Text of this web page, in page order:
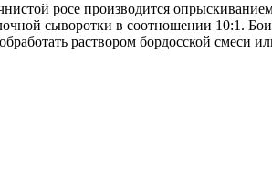
росе производится
сыворотки в соотношении 10:1.
раствором бордосской смеси